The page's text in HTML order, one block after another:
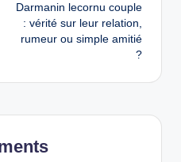
Darmanin lecornu couple
: vérité sur leur relation,
rumeur ou simple amitié
?